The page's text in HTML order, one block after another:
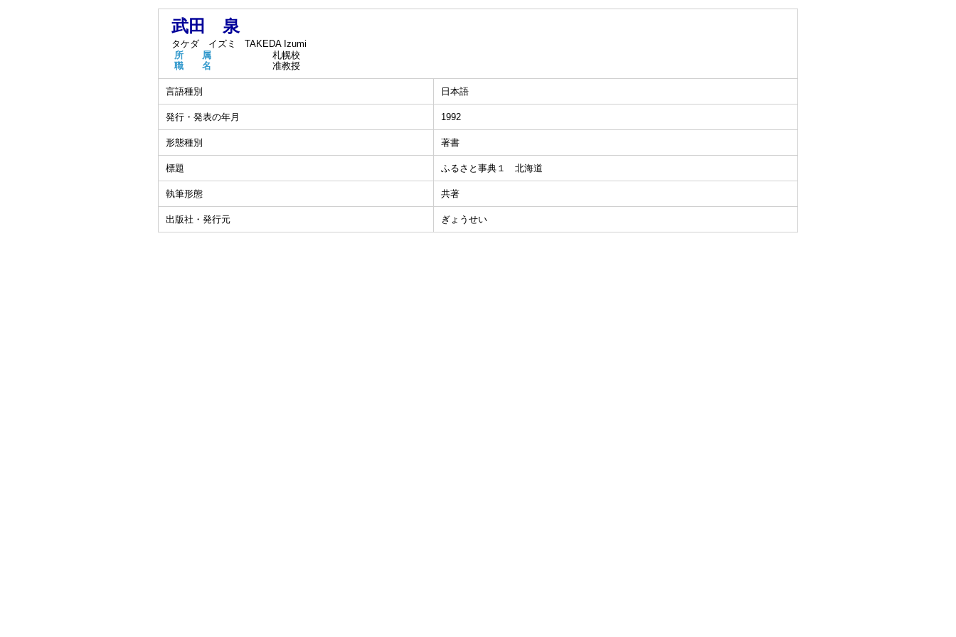
武田 泉
タケダ イズミ
TAKEDA Izumi
所 属
札幌校
職 名
准教授
言語種別 日本語
発行・発表の年月 1992
形態種別 著書
標題 ふるさと事典１ 北海道
執筆形態 共著
出版社・発行元 ぎょうせい